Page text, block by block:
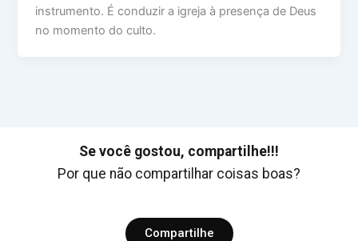
instrumento. É conduzir a igreja à presença de Deus
no momento do culto.
Se você gostou, compartilhe!!!
Por que não compartilhar coisas boas?
Compartilhe